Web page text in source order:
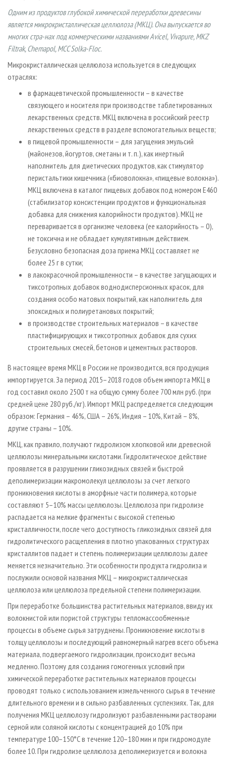
СУШКА ДРЕВЕСИНЫ
ПРОИЗВОДСТВО ДРЕВЕСНЫХ ПЛИТ
ДЕРЕВЯННОЕ ДОМОСТРОЕНИЕ
ПРОИЗВОДСТВО МЕБЕЛИ
БИОЭНЕРГЕТИКА
ЦБП
ИНСТРУМЕНТ И МАТЕРИАЛЫ
МОБИЛЬНЫЕ ВЫСТАВКИ
ОФИЦИАЛЬНЫЕ ДЕЛЕГАЦИИ
RUSSIAN FORESTRY REVIEW
ГАЗЕТА ЛЕСПРОМФОРУМ
БИБЛИОТЕКА СПЕЦИАЛИСТА
КОНТАКТЫ
РЕКЛАМА
РЕКЛАМА НА САЙТЕ
Одним из продуктов глубокой химической переработки древесины
является микрокристаллическая целлюлоза (МКЦ). Она выпускается во
многих стра-нах под коммерческими названиями Avicel, Vivapure, MKZ
Filtrak, Chemapol, MCC Solka-Floc.
Микрокристаллическая целлюлоза используется в следующих
отраслях:
в фармацевтической промышленности – в качестве
связующего и носителя при производстве таблетированных
лекарственных средств. МКЦ включена в российский реестр
лекарственных средств в разделе вспомогательных веществ;
в пищевой промышленности – для загущения эмульсий
(майонезов, йогуртов, сметаны и т. п.), как инертный
наполнитель для диетических продуктов, как стимулятор
перистальтики кишечника («биоволокна», «пищевые волокна»).
МКЦ включена в каталог пищевых добавок под номером Е460
(стабилизатор консистенции продуктов и функциональная
добавка для снижения калорийности продуктов). МКЦ не
переваривается в организме человека (ее калорийность – 0),
не токсична и не обладает кумулятивным действием.
Безусловно безопасная доза приема МКЦ составляет не
более 25 г в сутки;
в лакокрасочной промышленности – в качестве загущающих и
тиксотропных добавок воднодисперсионных красок, для
создания особо матовых покрытий, как наполнитель для
эпоксидных и полиуретановых покрытий;
в производстве строительных материалов – в качестве
пластифицирующих и тиксотропных добавок для сухих
строительных смесей, бетонов и цементных растворов.
В настоящее время МКЦ в России не производится, вся продукция
импортируется. За период 2015–2018 годов объем импорта МКЦ в
год составил около 2500 т на общую сумму более 700 млн руб. (при
средней цене 280 руб./кг). Импорт МКЦ распределяется следующим
образом: Германия – 46%, США – 26%, Индия – 10%, Китай – 8%,
другие страны – 10%.
МКЦ, как правило, получают гидролизом хлопковой или древесной
целлюлозы минеральными кислотами. Гидролитическое действие
проявляется в разрушении гликозидных связей и быстрой
деполимеризации макромолекул целлюлозы за счет легкого
проникновения кислоты в аморфные части полимера, которые
составляют 5–10% массы целлюлозы. Целлюлоза при гидролизе
распадается на мелкие фрагменты с высокой степенью
кристалличности, после чего доступность гликозидных связей для
гидролитического расщепления в плотно упакованных структурах
кристаллитов падает и степень полимеризации целлюлозы далее
меняется незначительно. Эти особенности продукта гидролиза и
послужили основой названия МКЦ – микрокристаллическая
целлюлоза или целлюлоза предельной степени полимеризации.
При переработке большинства растительных материалов, ввиду их
волокнистой или пористой структуры тепломассообменные
процессы в объеме сырья затруднены. Проникновение кислоты в
толщу целлюлозы и последующий равномерный нагрев всего объема
материала, подвергаемого гидролизации, происходит весьма
медленно. Поэтому для создания гомогенных условий при
химической переработке растительных материалов процессы
проводят только с использованием измельченного сырья в течение
длительного времени и в сильно разбавленных суспензиях. Так, для
получения МКЦ целлюлозу гидролизуют разбавленными растворами
серной или соляной кислоты с концентрацией до 10% при
температуре 100–150°С в течение 120–180 мин и при гидромодуле
более 10. При гидролизе целлюлоза деполимеризуется и волокна